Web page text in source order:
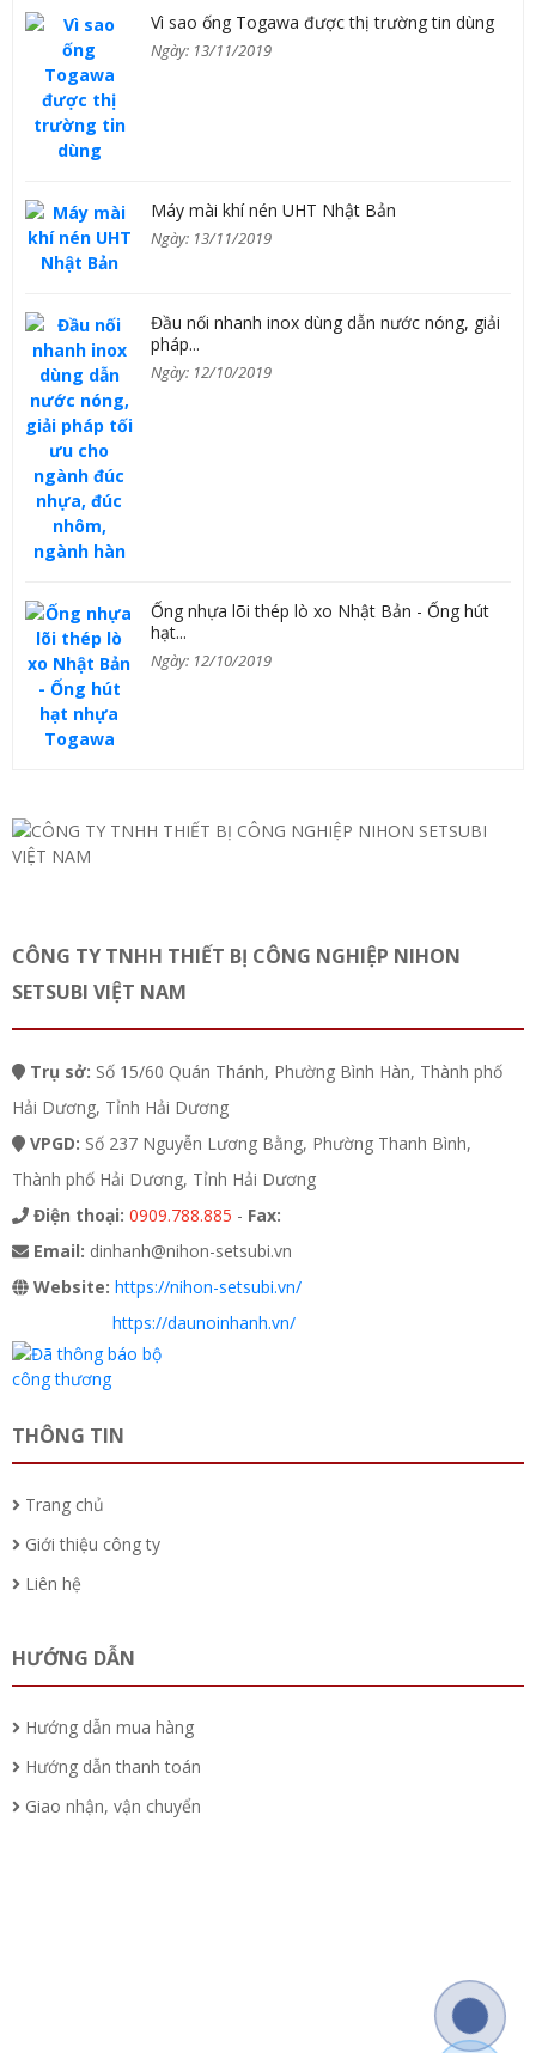
Vì sao ống Togawa được thị trường tin dùng
Ngày: 13/11/2019
Máy mài khí nén UHT Nhật Bản
Ngày: 13/11/2019
Đầu nối nhanh inox dùng dẫn nước nóng, giải
pháp...
Ngày: 12/10/2019
Ống nhựa lõi thép lò xo Nhật Bản - Ống hút
hạt...
Ngày: 12/10/2019
CÔNG TY TNHH THIẾT BỊ CÔNG NGHIỆP NIHON
SETSUBI VIỆT NAM
Trụ sở: Số 15/60 Quán Thánh, Phường Bình Hàn, Thành phố
Hải Dương, Tỉnh Hải Dương
VPGD: Số 237 Nguyễn Lương Bằng, Phường Thanh Bình,
Thành phố Hải Dương, Tỉnh Hải Dương
Điện thoại: 0909.788.885 - Fax:
Email: dinhanh@nihon-setsubi.vn
Website: https://nihon-setsubi.vn/
https://daunoinhanh.vn/
THÔNG TIN
Trang chủ
Giới thiệu công ty
Liên hệ
HƯỚNG DẪN
Hướng dẫn mua hàng
Hướng dẫn thanh toán
Giao nhận, vận chuyển